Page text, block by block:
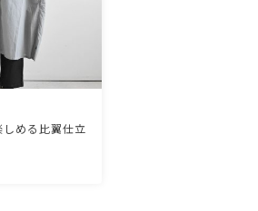
める比翼仕立